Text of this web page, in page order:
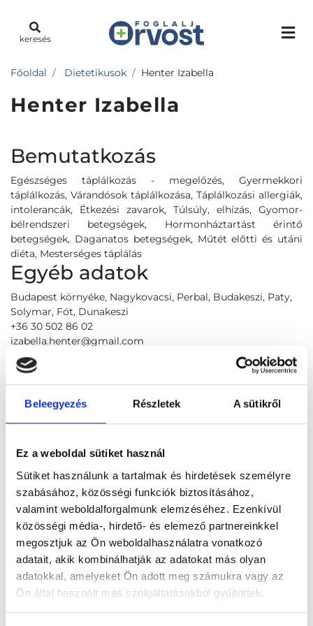
Beleegyezés Részletek A sütikről
Ez a weboldal sütiket használ
Sütiket használunk a tartalmak és hirdetések személyre
szabásához, közösségi funkciók biztosításához,
valamint weboldalforgalmunk elemzéséhez. Ezenkívül
közösségi média-, hirdető- és elemező partnereinkkel
megosztjuk az Ön weboldalhasználatra vonatkozó
adatait, akik kombinálhatják az adatokat más olyan
adatokkal, amelyeket Ön adott meg számukra vagy az
Ön által használt más szolgáltatásokból gyűjtöttek.
keresés
Főoldal Dietetikusok Henter Izabella
Henter Izabella
Bemutatkozás
Egészséges táplálkozás - megelőzés, Gyermekkori
táplálkozás, Várandósok táplálkozása, Táplálkozási allergiák,
intolerancák, Étkezési zavarok, Túlsúly, elhízás, Gyomor-
bélrendszeri betegségek, Hormonháztartást érintő
betegségek, Daganatos betegségek, Műtét előtti és utáni
diéta, Mesterséges táplálás
Egyéb adatok
Budapest környéke, Nagykovacsi, Perbal, Budakeszi, Paty,
Solymar, Fót, Dunakeszi
+36 30 502 86 02
izabella.henter@gmail.com
Foglalj időpontot megbízható
magánorvosokhoz most!
Válassz szakterületet
Válassz helyszínt